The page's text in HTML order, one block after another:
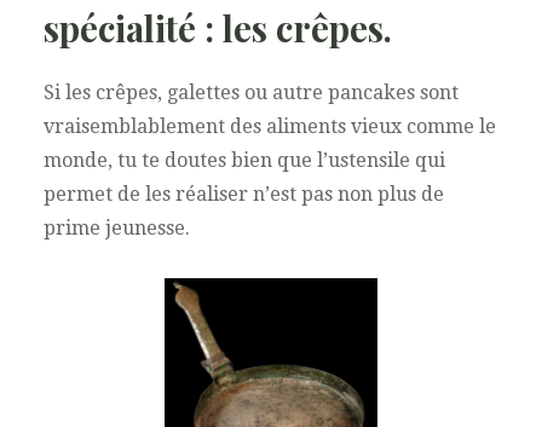
spécialité : les crêpes.
Si les crêpes, galettes ou autre pancakes sont
vraisemblablement des aliments vieux comme le
monde, tu te doutes bien que l’ustensile qui
permet de les réaliser n’est pas non plus de
prime jeunesse.